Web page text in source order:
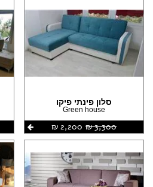
סלון פינתי פיקו
Green house
3,300 ‏₪
2,200 ‏₪